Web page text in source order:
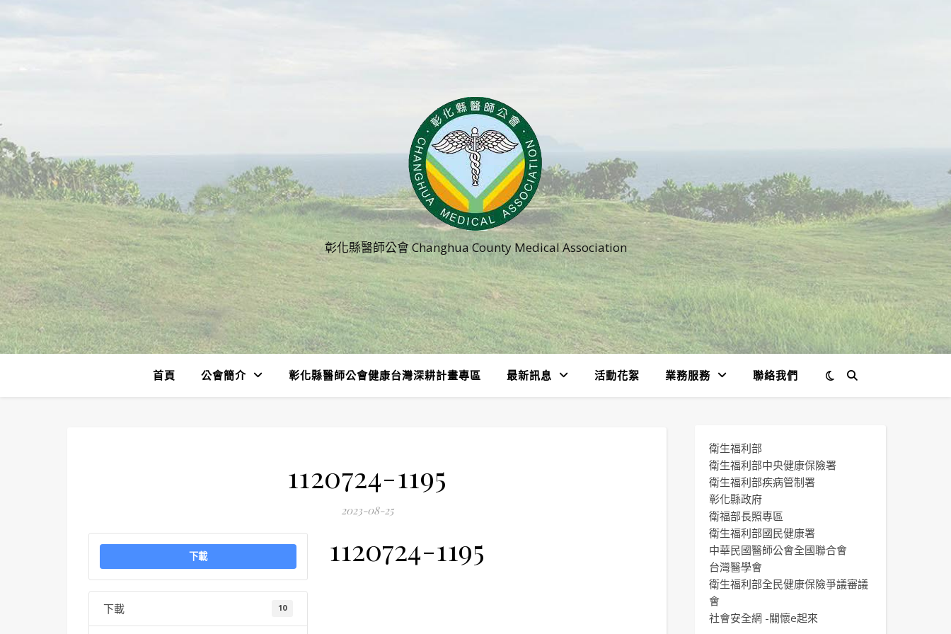
彰化縣醫師公會 Changhua County Medical Association
首頁 公會簡介 彰化縣醫師公會健康台灣深耕計畫專區 最新訊息 活動花絮 業務服務 聯絡我們
1120724-1195
2023-08-25
下載
下載 10
1120724-1195
衛生福利部
衛生福利部中央健康保險署
衛生福利部疾病管制署
彰化縣政府
衛福部長照專區
衛生福利部國民健康署
中華民國醫師公會全國聯合會
台灣醫學會
衛生福利部全民健康保險爭議審議
會
社會安全網 -關懷e起來